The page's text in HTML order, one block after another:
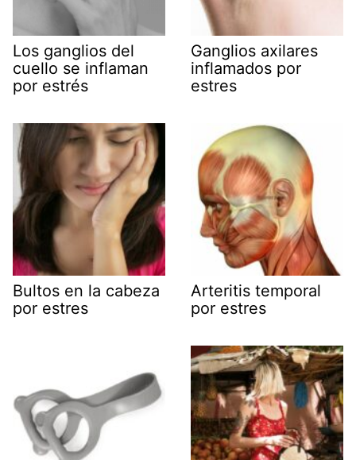
Los ganglios del
cuello se inflaman
por estrés
Ganglios axilares
inflamados por
estres
Bultos en la cabeza
por estres
Arteritis temporal
por estres